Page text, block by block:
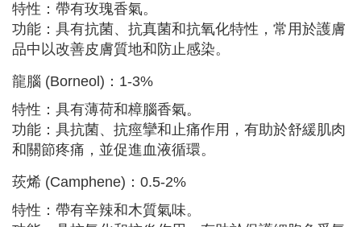
特性：帶有玫瑰香氣。
功能：具有抗菌、抗真菌和抗氧化特性，常用於護膚
品中以改善皮膚質地和防止感染。
龍腦 (Borneol)：1-3%
特性：具有薄荷和樟腦香氣。
功能：具抗菌、抗痙攣和止痛作用，有助於舒緩肌肉
和關節疼痛，並促進血液循環。
莰烯 (Camphene)：0.5-2%
特性：帶有辛辣和木質氣味。